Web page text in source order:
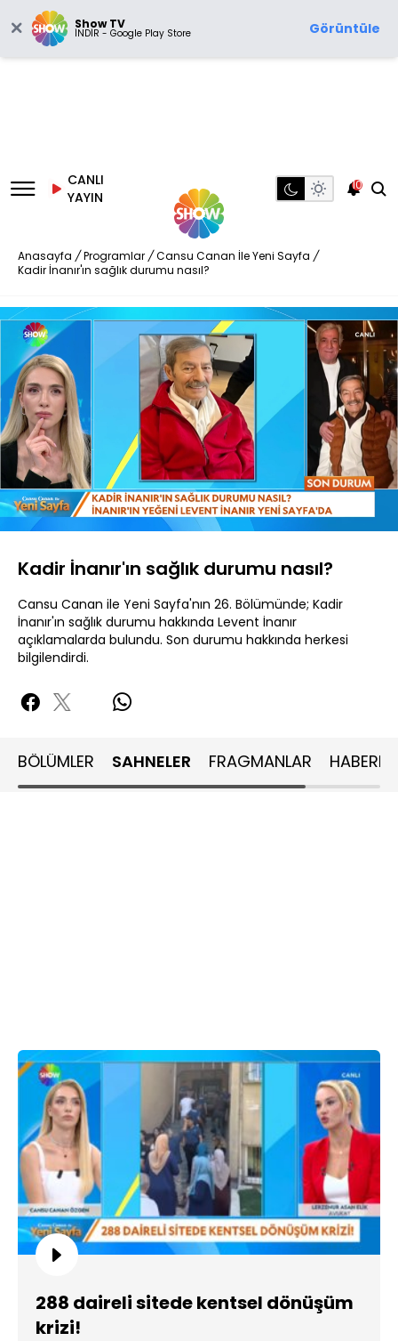
Show TV
İNDİR - Google Play Store Görüntüle
CANLI
YAYIN
10
Anasayfa / Programlar / Cansu Canan İle Yeni Sayfa /
Kadir İnanır'ın sağlık durumu nasıl?
Sesi
Aç
480P
Yüklendi:
14.35%
Oynatma
Hızı
Kadir İnanır'ın sağlık durumu nasıl?
Cansu Canan ile Yeni Sayfa'nın 26. Bölümünde; Kadir
İnanır'ın sağlık durumu hakkında Levent İnanır
açıklamalarda bulundu. Son durumu hakkında herkesi
bilgilendirdi.
BÖLÜMLER SAHNELER FRAGMANLAR
288 daireli sitede kentsel dönüşüm
krizi!